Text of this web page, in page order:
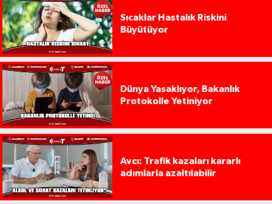
Sıcaklar Hastalık Riskini
Büyütüyor
Dünya Yasaklıyor, Bakanlık
Protokolle Yetiniyor
Avcı: Trafik kazaları kararlı
adımlarla azaltılabilir